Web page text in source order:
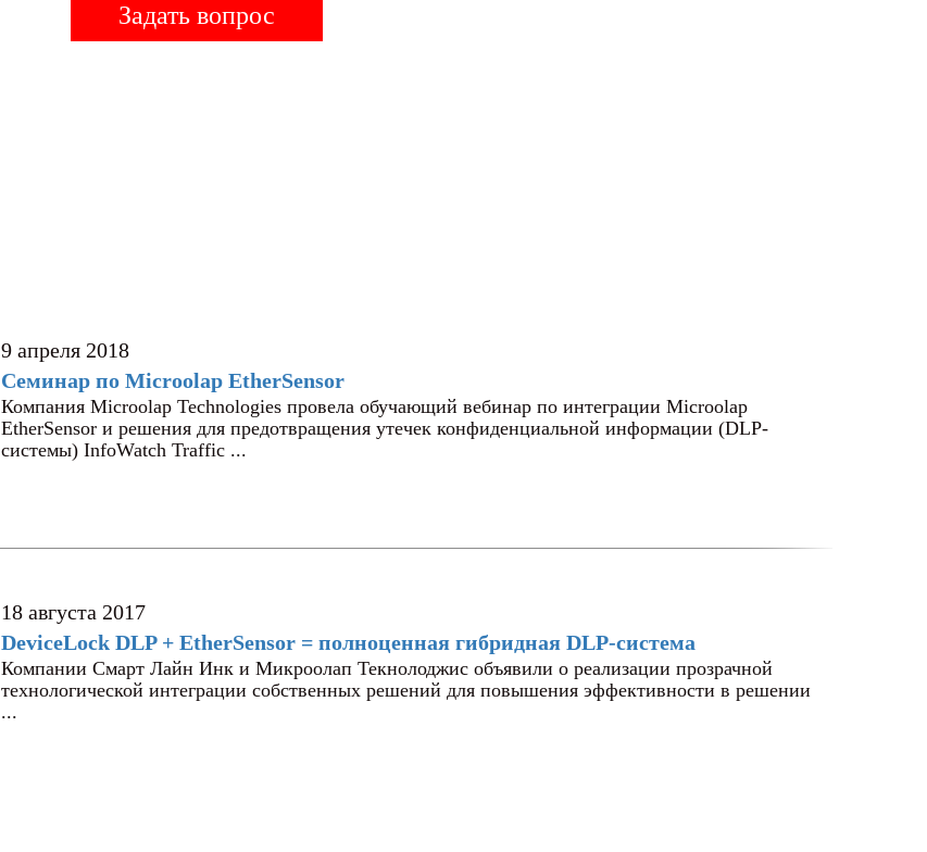
Задать вопрос
9 апреля 2018
Семинар по Microolap EtherSensor
Компания Microolap Technologies провела обучающий вебинар по интеграции Microolap
EtherSensor и решения для предотвращения утечек конфиденциальной информации (DLP-
системы) InfoWatch Traffic ...
18 августа 2017
DeviceLock DLP + EtherSensor = полноценная гибридная DLP-система
Компании Смарт Лайн Инк и Микроолап Текнолоджис объявили о реализации прозрачной
технологической интеграции собственных решений для повышения эффективности в решении
...